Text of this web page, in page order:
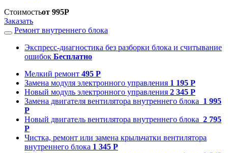
Стоимостьот 995Р
Заказать
Ремонт внутреннего блока
Экспресс-диагностика без разборки блока и считывание
ошибок Бесплатно
Мелкий ремонт 495 Р
Замена модуля электронного управления 1 195 Р
Новый модуль электронного управления 2 345 Р
Замена двигателя вентилятора внутреннего блока 1 995
Р
Новый двигатель вентилятора внутреннего блока 2 795
Р
Чистка, ремонт или замена крыльчатки вентилятора
внутреннего блока 1 345 Р